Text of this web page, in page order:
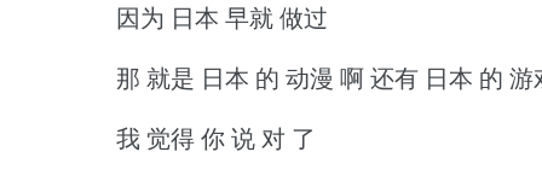
因为 日本 早就 做过
那 就是 日本 的 动漫 啊 还有 日本 的 游
我 觉得 你 说 对 了